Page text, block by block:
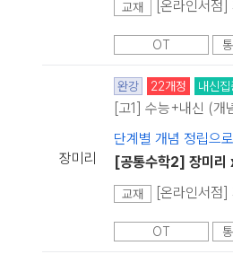
교재 [온라인서점
OT
장미리
완강 22개정 내신집
[고1] 수능+내신 (개
단계별 개념 정립으
[공통수학2] 장미리
교재 [온라인서점
OT